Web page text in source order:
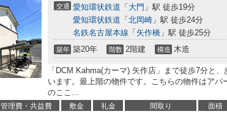
交通 愛知環状鉄道 「 大門 」駅 徒歩19分
愛知環状鉄道 「 北岡崎 」駅 徒歩24分
名鉄名古屋本線 「 矢作橋 」駅 徒歩25分
築年 築20年 階数 2階建 構造 木造
「DCM Kahma(カーマ) 矢作店」まで徒歩7分と
います。最上階の物件です。こちらの物件はアパ
のここ...
管理費・共益費 敷金 礼金 間取り 面積